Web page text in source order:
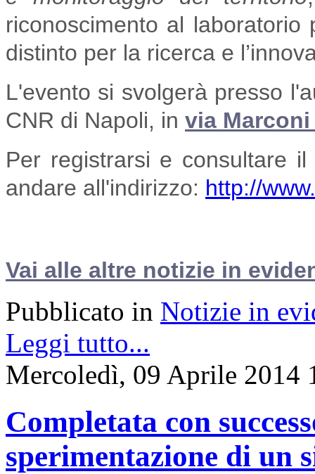
riconoscimento al
distinto per la ricerca e
L'evento si svolgerà presso
CNR di Napoli, in via Marconi
Per registrarsi e consultare
andare all'indirizzo: http://
Vai alle altre notizie in
Pubblicato in Notizie in
Leggi tutto...
Mercoledì, 09 Aprile 2014
Completata con
sperimentazione di un